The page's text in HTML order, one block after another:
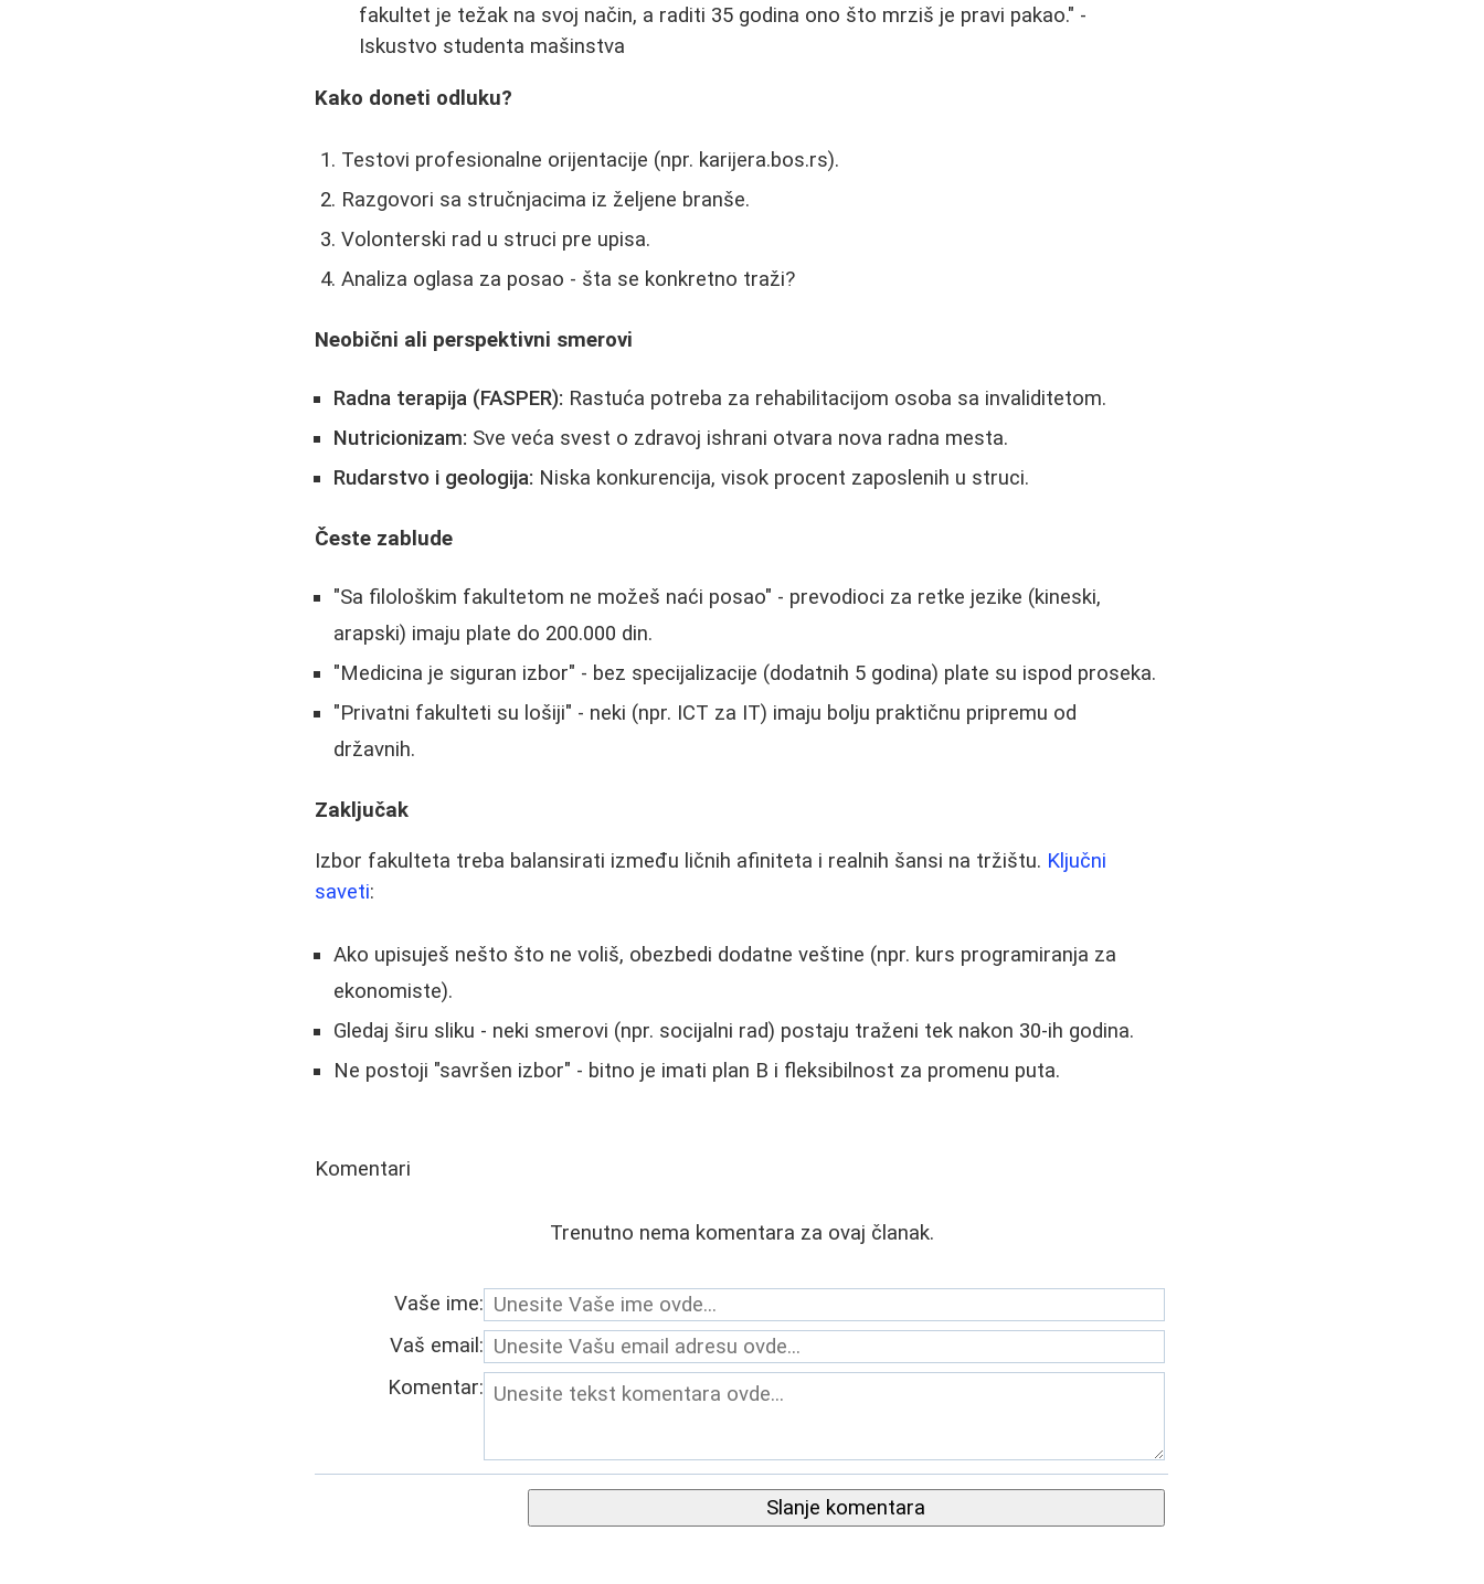
fakultet je težak na svoj način, a raditi 35 godina ono što mrziš je pravi pakao." -
Iskustvo studenta mašinstva
Kako doneti odluku?
Testovi profesionalne orijentacije (npr. karijera.bos.rs).
Razgovori sa stručnjacima iz željene branše.
Volonterski rad u struci pre upisa.
Analiza oglasa za posao - šta se konkretno traži?
Neobični ali perspektivni smerovi
Radna terapija (FASPER): Rastuća potreba za rehabilitacijom osoba sa invaliditetom.
Nutricionizam: Sve veća svest o zdravoj ishrani otvara nova radna mesta.
Rudarstvo i geologija: Niska konkurencija, visok procent zaposlenih u struci.
Česte zablude
"Sa filološkim fakultetom ne možeš naći posao" - prevodioci za retke jezike (kineski,
arapski) imaju plate do 200.000 din.
"Medicina je siguran izbor" - bez specijalizacije (dodatnih 5 godina) plate su ispod proseka.
"Privatni fakulteti su lošiji" - neki (npr. ICT za IT) imaju bolju praktičnu pripremu od
državnih.
Zaključak
Izbor fakulteta treba balansirati između ličnih afiniteta i realnih šansi na tržištu. Ključni
saveti:
Ako upisuješ nešto što ne voliš, obezbedi dodatne veštine (npr. kurs programiranja za
ekonomiste).
Gledaj širu sliku - neki smerovi (npr. socijalni rad) postaju traženi tek nakon 30-ih godina.
Ne postoji "savršen izbor" - bitno je imati plan B i fleksibilnost za promenu puta.
Komentari
Trenutno nema komentara za ovaj članak.
Vaše ime:
Vaš email:
Komentar:
Slanje komentara